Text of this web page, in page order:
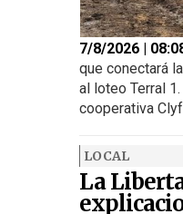
7/8/2026 |
que conectará
al loteo Terral
cooperativa
LOCAL
La